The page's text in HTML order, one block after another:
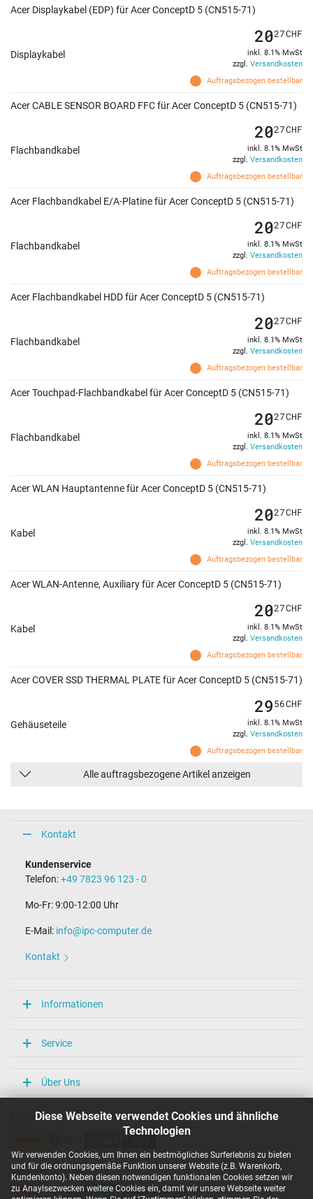
Diese Webseite verwendet Cookies und ähnliche
Technologien
Wir verwenden Cookies, um Ihnen ein bestmögliches Surferlebnis zu bieten
und für die ordnungsgemäße Funktion unserer Website (z.B. Warenkorb,
Kundenkonto). Neben diesen notwendigen funktionalen Cookies setzen wir
zu Anaylsezwecken weitere Cookies ein, damit wir unsere Webseite weiter
Acer Displaykabel (EDP) für Acer ConceptD 5 (CN515-71)
Displaykabel
Auftragsbezogen bestellbar
2027CHF
inkl. 8.1% MwSt
zzgl. Versandkosten
Acer CABLE SENSOR BOARD FFC für Acer ConceptD 5 (CN515-71)
Flachbandkabel
Auftragsbezogen bestellbar
2027CHF
inkl. 8.1% MwSt
zzgl. Versandkosten
Acer Flachbandkabel E/A-Platine für Acer ConceptD 5 (CN515-71)
Flachbandkabel
Auftragsbezogen bestellbar
2027CHF
inkl. 8.1% MwSt
zzgl. Versandkosten
Acer Flachbandkabel HDD für Acer ConceptD 5 (CN515-71)
Flachbandkabel
Auftragsbezogen bestellbar
2027CHF
inkl. 8.1% MwSt
zzgl. Versandkosten
Acer Touchpad-Flachbandkabel für Acer ConceptD 5 (CN515-71)
Flachbandkabel
Auftragsbezogen bestellbar
2027CHF
inkl. 8.1% MwSt
zzgl. Versandkosten
Acer WLAN Hauptantenne für Acer ConceptD 5 (CN515-71)
Kabel
Auftragsbezogen bestellbar
2027CHF
inkl. 8.1% MwSt
zzgl. Versandkosten
Acer WLAN-Antenne, Auxiliary für Acer ConceptD 5 (CN515-71)
Kabel
Auftragsbezogen bestellbar
2027CHF
inkl. 8.1% MwSt
zzgl. Versandkosten
Acer COVER SSD THERMAL PLATE für Acer ConceptD 5 (CN515-71)
Gehäuseteile
Auftragsbezogen bestellbar
2956CHF
inkl. 8.1% MwSt
zzgl. Versandkosten
Alle auftragsbezogene Artikel anzeigen
Kontakt
Kundenservice
Telefon:+49 7823 96 123 - 0
Mo-Fr: 9:00-12:00 Uhr
E-Mail: info@ipc-computer.de
Kontakt
Informationen
Service
Über Uns
Unsere Versandarten
Unsere Zahlarten